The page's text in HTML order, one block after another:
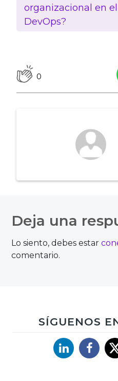
organizacional en
DevOps?
0
de
entradas
Deja una
Lo siento, debes estar
comentario.
SÍGUENOS
LinkedinFacebook
X